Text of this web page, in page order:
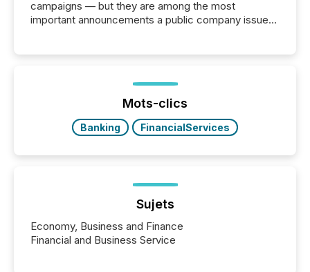
campaigns — but they are among the most
important announcements a public company issues.
highlight five critical legal and compliance press
real-world...
Mots-clics
Banking FinancialServices
Sujets
Economy, Business and Finance
Financial and Business Service